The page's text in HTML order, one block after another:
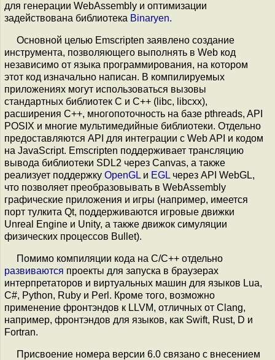
для генерации WebAssembly и оптимизации
задействована библиотека Binaryen.
Основной целью Emscripten заявлено создание
инструмента, позволяющего выполнять в Web код
независимо от языка программирования, на котором
этот код изначально написан. В компилируемых
приложениях могут использоваться вызовы
стандартных библиотек C и С++ (libc, libcxx),
расширения C++, многопоточность на базе pthreads, API
POSIX и многие мультимедийные библиотеки. Отдельно
предоставляются API для интеграции с Web API и кодом
на JavaScript. Emscripten поддерживает трансляцию
вывода библиотеки SDL2 через Canvas, а также
реализует поддержку OpenGL и EGL через API WebGL,
что позволяет преобразовывать в WebAssembly
графические приложения и игры (например, имеется
порт тулкита Qt, поддерживаются игровые движки
Unreal Engine и Unity, а также движок симуляции
физических процессов Bullet).
Помимо компиляции кода на C/C++ отдельно
развиваются проекты для запуска в браузерах
интерпретаторов и виртуальных машин для языков Lua,
C#, Python, Ruby и Perl. Кроме того, возможно
применение фронтэндов к LLVM, отличных от Clang,
например, фронтэндов для языков, как Swift, Rust, D и
Fortran.
Присвоение номера версии 6.0 связано с внесением